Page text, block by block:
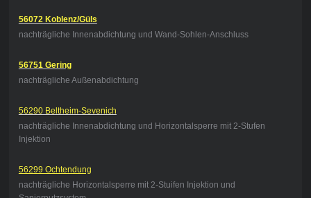
56072 Koblenz/Güls
nachträgliche Innenabdichtung und Wand-Sohlen-Anschluss
56751 Gering
nachträgliche Außenabdichtung
56290 Beltheim-Sevenich
nachträgliche Innenabdichtung und Horizontalsperre mit 2-Stufen
Injektion
56299 Ochtendung
nachträgliche Horizontalsperre mit 2-Stuifen Injektion und